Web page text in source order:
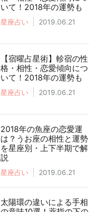
いて！2018年の運勢も
星座占い 2019.06.21
【宿曜占星術】軫宿の性
格・相性・恋愛傾向につ
いて！2018年の運勢も
星座占い 2019.06.21
2018年の魚座の恋愛運
は？うお座の相性と運勢
を星座別・上下半期で解
説
星座占い 2019.06.21
太陽環の違いによる手相